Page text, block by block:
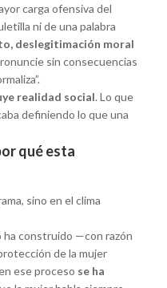
carga ofensiva del
ni de una palabra
deslegitimación moral
sin consecuencias
realidad social. Lo que
definiendo lo que una
qué esta
sino en el clima
ha construido —con razón
de la mujer
ese proceso se ha